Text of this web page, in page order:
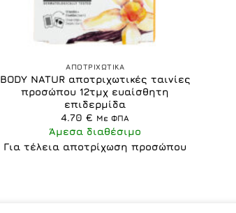
ΑΠΟΤΡΙΧΩΤΙΚΑ
BODY NATUR αποτριχωτικές ταινίες
προσώπου 12τμχ ευαίσθητη
επιδερμίδα
4.70€ Με ΦΠΑ
Άμεσα διαθέσιμο
Για τέλεια αποτρίχωση προσώπου